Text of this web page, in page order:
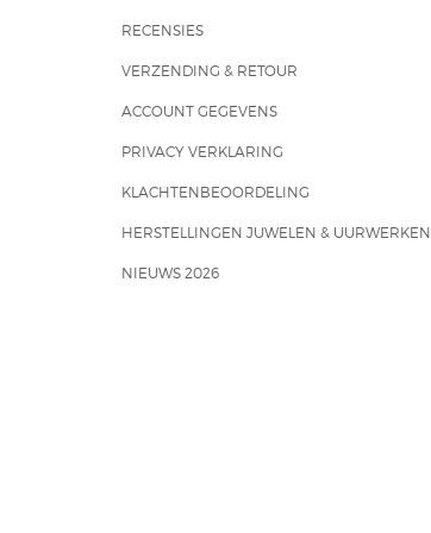
RECENSIES
VERZENDING & RETOUR
ACCOUNT GEGEVENS
PRIVACY VERKLARING
KLACHTENBEOORDELING
HERSTELLINGEN JUWELEN & UURWERKEN
NIEUWS 2026